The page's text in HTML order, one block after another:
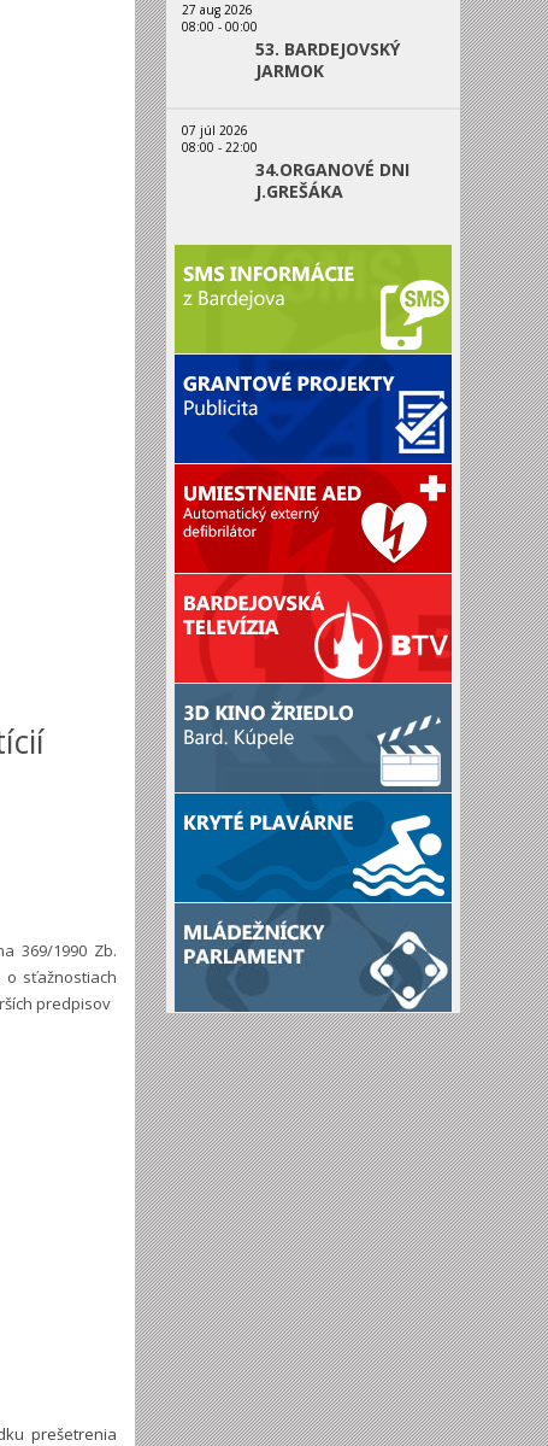
369/1990 Zb.
o sťažnostiach
predpisov
prešetrenia
27 aug 2026
08:00 - 00:00
53. BARDEJOVSKÝ
JARMOK
07 júl 2026
08:00 - 22:00
34.ORGANOVÉ DNI
J.GREŠÁKA